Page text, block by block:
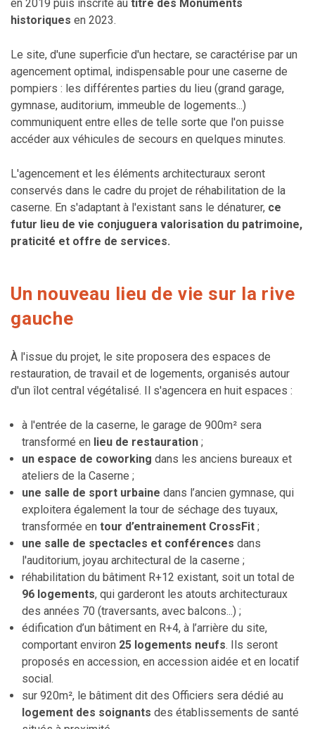
en 2019 puis inscrite au titre des Monuments
historiques en 2023.
Le site, d'une superficie d'un hectare, se caractérise par un
agencement optimal, indispensable pour une caserne de
pompiers : les différentes parties du lieu (grand garage,
gymnase, auditorium, immeuble de logements...)
communiquent entre elles de telle sorte que l'on puisse
accéder aux véhicules de secours en quelques minutes.
L'agencement et les éléments architecturaux seront
conservés dans le cadre du projet de réhabilitation de la
caserne. En s'adaptant à l'existant sans le dénaturer, ce
futur lieu de vie conjuguera valorisation du patrimoine,
praticité et offre de services.
Un nouveau lieu de vie sur la rive
gauche
À l'issue du projet, le site proposera des espaces de
restauration, de travail et de logements, organisés autour
d'un îlot central végétalisé. Il s'agencera en huit espaces :
à l'entrée de la caserne, le garage de 900m² sera
transformé en lieu de restauration ;
un espace de coworking dans les anciens bureaux et
ateliers de la Caserne ;
une salle de sport urbaine dans l’ancien gymnase, qui
exploitera également la tour de séchage des tuyaux,
transformée en tour d’entrainement CrossFit ;
une salle de spectacles et conférences dans
l'auditorium, joyau architectural de la caserne ;
réhabilitation du bâtiment R+12 existant, soit un total de
96 logements, qui garderont les atouts architecturaux
des années 70 (traversants, avec balcons...) ;
édification d’un bâtiment en R+4, à l’arrière du site,
comportant environ 25 logements neufs. Ils seront
proposés en accession, en accession aidée et en locatif
social.
sur 920m², le bâtiment dit des Officiers sera dédié au
logement des soignants des établissements de santé